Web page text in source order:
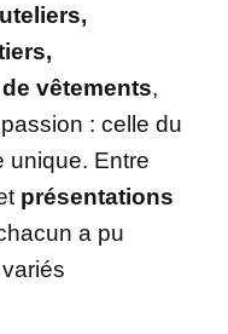
vêtements,
: celle du
unique. Entre
présentations
a pu